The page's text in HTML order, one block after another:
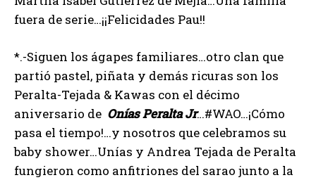
fuera de serie…¡¡Felicidades Pau!!
*.-Siguen los ágapes familiares…otro clan que
partió pastel, piñata y demás ricuras son los
Peralta-Tejada & Kawas con el décimo
aniversario de Onías Peralta Jr…#WAO…¡Cómo
pasa el tiempo!…y nosotros que celebramos su
baby shower…Unías y Andrea Tejada de Peralta
fungieron como anfitriones del sarao junto a la